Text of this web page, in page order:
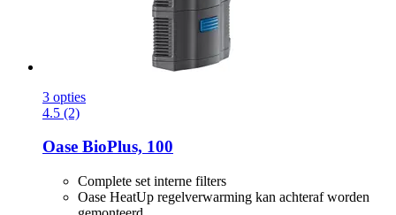
3 opties
4.5 (2)
Oase BioPlus, 100
Complete set interne filters
Oase HeatUp regelverwarming kan achteraf worden